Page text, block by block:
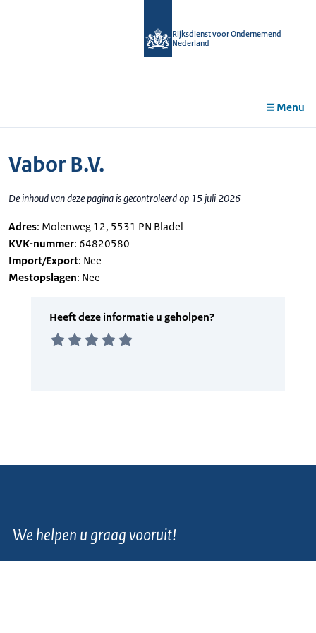
Rijksdienst voor Ondernemend
Nederland
Menu
Vabor B.V.
De inhoud van deze pagina is gecontroleerd op 15 juli 2026
Adres: Molenweg 12, 5531 PN Bladel
KVK-nummer: 64820580
Import/Export: Nee
Mestopslagen: Nee
We helpen u graag vooruit!